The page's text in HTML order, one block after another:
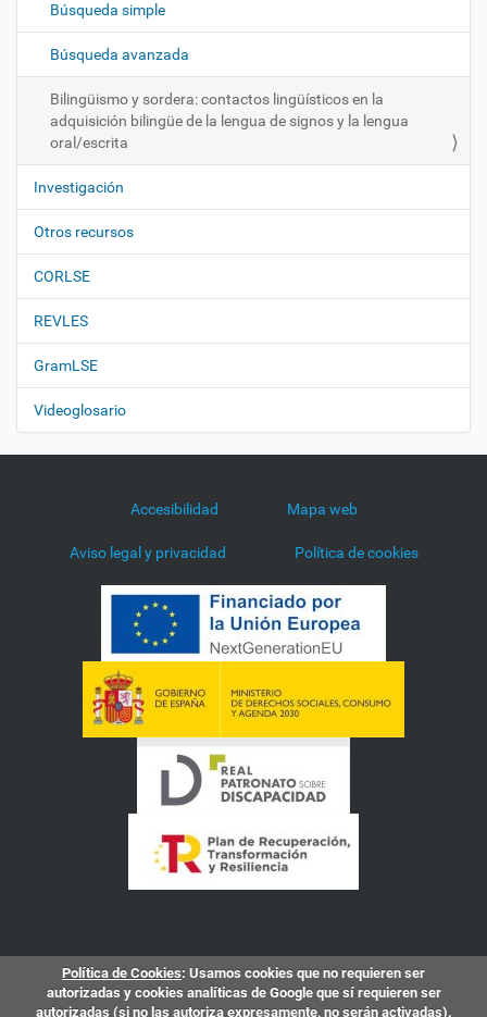
i
n
Búsqueda simple
Búsqueda avanzada
Bilingüismo y sordera: contactos lingüísticos en la
adquisición bilingüe de la lengua de signos y la lengua
oral/escrita
Investigación
Otros recursos
CORLSE
REVLES
GramLSE
Videoglosario
Accesibilidad Mapa web
Aviso legal y privacidad Política de cookies
Política de Cookies: Usamos cookies que no requieren ser
autorizadas y cookies analíticas de Google que sí requieren ser
autorizadas (si no las autoriza expresamente, no serán activadas).